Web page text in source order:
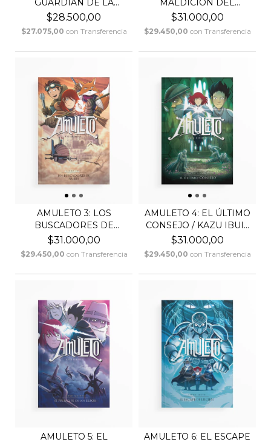
PIEDRA / KA...
$28.500,00
$27.075,00 con Transferencia
GUARDIÁN DE...
$31.000,00
$29.450,00 con Transferencia
AMULETO 3: LOS
BUSCADORES DE
NUBES / KAZ...
$31.000,00
$29.450,00 con Transferencia
AMULETO 4: EL ÚLTIMO
CONSEJO / KAZU IBUI...
$31.000,00
$29.450,00 con Transferencia
AMULETO 5: EL
AMULETO 6: EL ESCAPE